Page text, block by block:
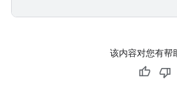
该内容对您有帮